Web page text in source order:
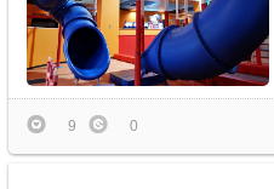
商家合作
推薦景點
9 0